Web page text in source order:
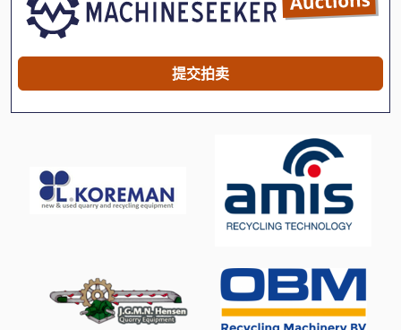
Index B 60
International 434
Pruner King
Tank
手动 剪 板 机
手动 绞车
提交拍卖